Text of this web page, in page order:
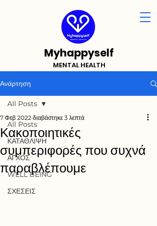
Myhappyself
MENTAL HEALTH
Ανάρτηση
All Posts
ΚΑΤΑΘΛΙΨΗ
ΑΓΧΟΣ
WELL BEING
ΣΧΕΣΕΙΣ
All Posts
Κακοποιητικές
συμπεριφορές που συχνά
παραβλέπουμε
7 Φεβ 2022 διαβάστηκε 3 λεπτά